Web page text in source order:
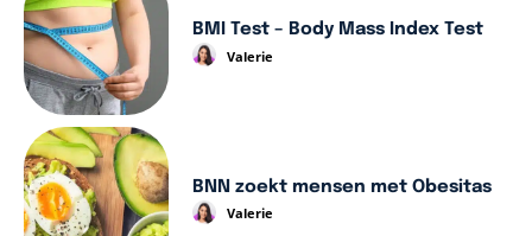
BMI Test – Body Mass Index Test
Valerie
BNN zoekt mensen met Obesitas
Valerie